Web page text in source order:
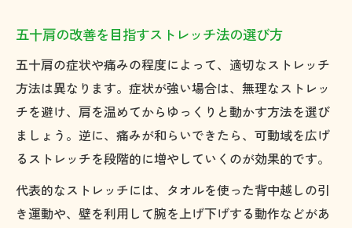
肩の可動域を早めに回復する工夫を紹介
五十肩の可動域回復を早めるための体操習
慣
五十肩改善で意識したい可動域向上の工夫
五十肩の回復期におすすめの動かし方を解
説
五十肩の可動域改善に役立つセルフケア方
法
五十肩の改善を目指すストレッチ法の選び方
五十肩の症状や痛みの程度によって、適切なストレッチ
方法は異なります。症状が強い場合は、無理なストレッ
チを避け、肩を温めてからゆっくりと動かす方法を選び
ましょう。逆に、痛みが和らいできたら、可動域を広げ
るストレッチを段階的に増やしていくのが効果的です。
代表的なストレッチには、タオルを使った背中越しの引
き運動や、壁を利用して腕を上げ下げする動作などがあ